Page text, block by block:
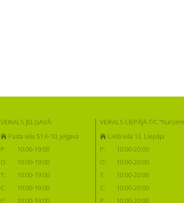
VEIKALS JELGAVĀ:
Pasta iela 51 K-10, Jelgava
P:
10:00-19:00
O:
10:00-19:00
T:
10:00-19:00
C:
10:00-19:00
P:
10:00-19:00
VEIKALS LIEPĀJĀ T/C
Lielā iela 13, Liepāja
P:
10:00-20:00
O:
10:00-20:00
T:
10:00-20:00
C:
10:00-20:00
P:
10:00-20:00